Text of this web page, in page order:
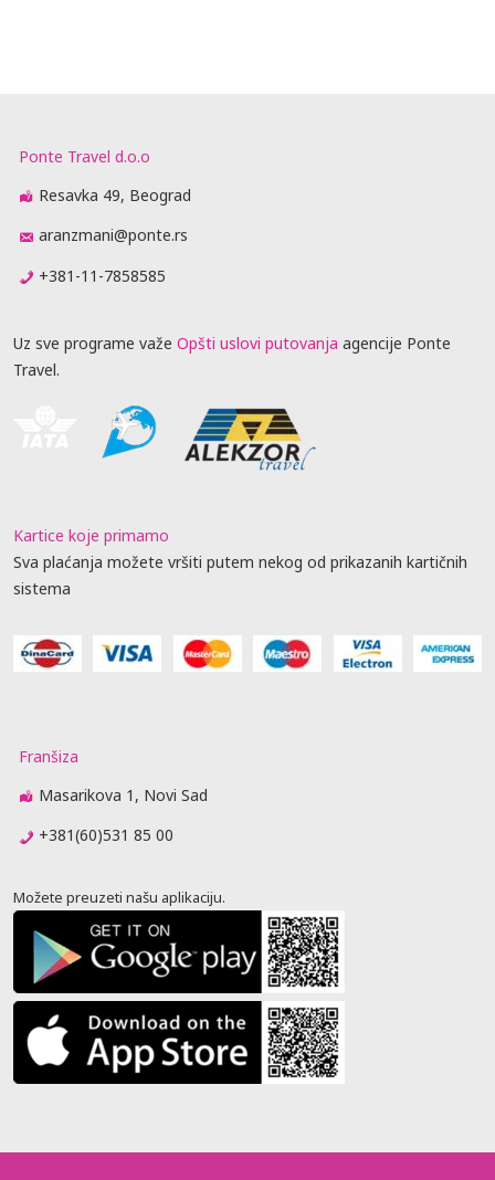
Ponte Travel d.o.o
Resavka 49, Beograd
aranzmani@ponte.rs
+381-11-7858585
Uz sve programe važe Opšti uslovi putovanja agencije Ponte
Travel.
Kartice koje primamo
Sva plaćanja možete vršiti putem nekog od prikazanih kartičnih
sistema
Franšiza
Masarikova 1, Novi Sad
+381(60)531 85 00
Možete preuzeti našu aplikaciju.